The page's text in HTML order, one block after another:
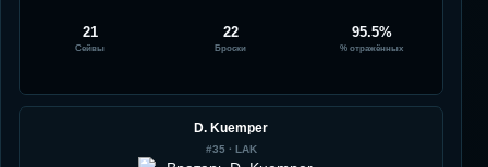
21
Сейвы
22
Броски
95.5%
% отражённых
D. Kuemper
#35· LAK